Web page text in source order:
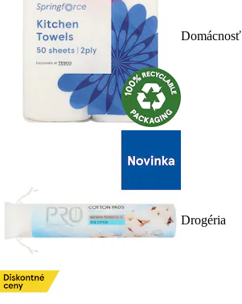
Domácnosť
Drogéria